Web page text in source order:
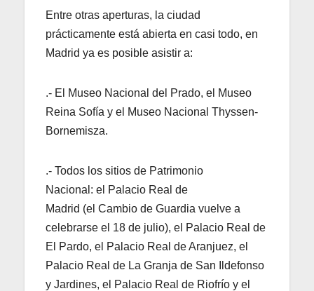
Entre otras aperturas, la ciudad
prácticamente está abierta en casi todo, en
Madrid ya es posible asistir a:
.- El Museo Nacional del Prado, el Museo
Reina Sofía y el Museo Nacional Thyssen-
Bornemisza.
.- Todos los sitios de Patrimonio
Nacional: el Palacio Real de
Madrid (el Cambio de Guardia vuelve a
celebrarse el 18 de julio), el Palacio Real de
El Pardo, el Palacio Real de Aranjuez, el
Palacio Real de La Granja de San Ildefonso
y Jardines, el Palacio Real de Riofrío y el